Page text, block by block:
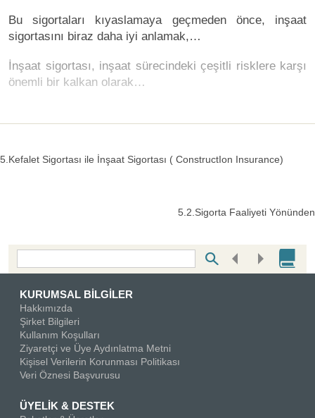
Bu sigortaları kıyaslamaya geçmeden önce, inşaat
sigortasını biraz daha iyi anlamak,…
İnşaat sigortası, inşaat sürecindeki çeşitli risklere karşı
önemli bir kalkan olarak…
5.Kefalet Sigortası ile İnşaat Sigortası ( ConstructIon Insurance)
5.2.Sigorta Faaliyeti Yönünden
Bottom Search Toolbar Highlight Text
KURUMSAL BİLGİLER
Hakkımızda
Şirket Bilgileri
Kullanım Koşulları
Ziyaretçi ve Üye Aydınlatma Metni
Kişisel Verilerin Korunması Politikası
Veri Öznesi Başvurusu
ÜYELİK & DESTEK